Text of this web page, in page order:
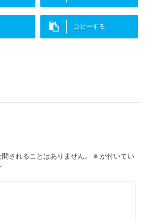
コピーする
されることはありません。 ※ が付いてい